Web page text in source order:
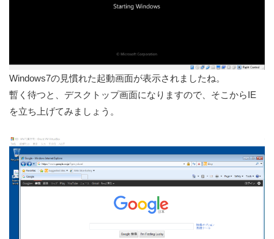
Windows7の見慣れた起動画面が表示されましたね。
暫く待つと、デスクトップ画面になりますので、そこからIE
を立ち上げてみましょう。